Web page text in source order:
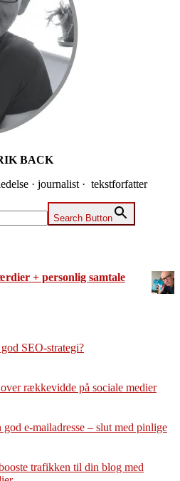
BACK
· journalist · tekstforfatter
Search Button
+ personlig samtale
SEO-strategi?
rækkevidde på sociale medier
e-mailadresse – slut med pinlige
trafikken til din blog med